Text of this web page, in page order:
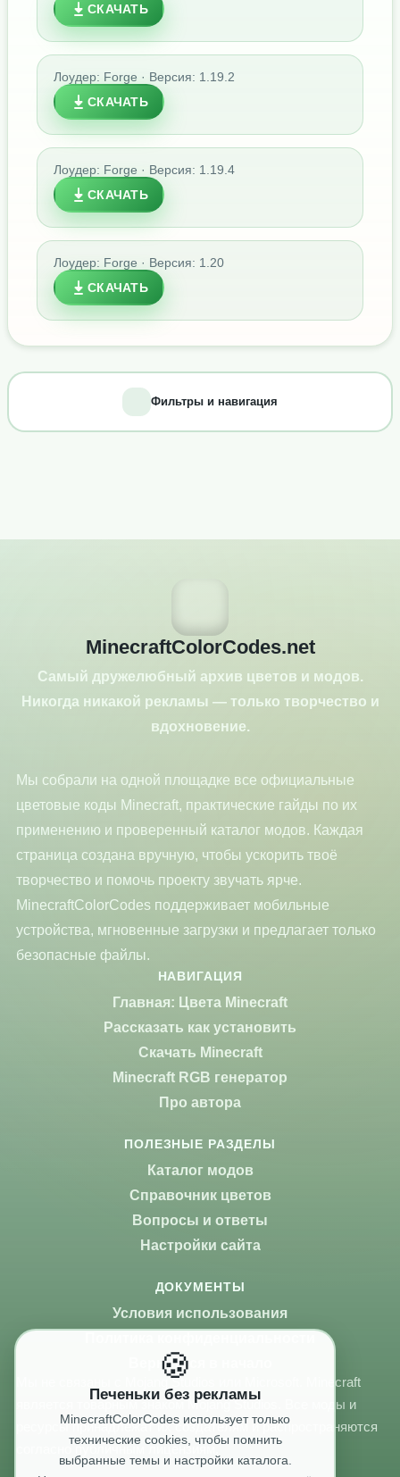
СКАЧАТЬ
Лоудер: Forge · Версия: 1.19.2
СКАЧАТЬ
Лоудер: Forge · Версия: 1.19.4
СКАЧАТЬ
Лоудер: Forge · Версия: 1.20
СКАЧАТЬ
Фильтры и навигация
MinecraftColorCodes.net
Самый дружелюбный архив цветов и модов.
Никогда никакой рекламы — только творчество и
вдохновение.
Мы собрали на одной площадке все официальные
цветовые коды Minecraft, практические гайды по их
применению и проверенный каталог модов. Каждая
страница создана вручную, чтобы ускорить твоё
творчество и помочь проекту звучать ярче.
MinecraftColorCodes поддерживает мобильные
устройства, мгновенные загрузки и предлагает только
безопасные файлы.
НАВИГАЦИЯ
Главная: Цвета Minecraft
Рассказать как установить
Скачать Minecraft
Minecraft RGB генератор
Про автора
ПОЛЕЗНЫЕ РАЗДЕЛЫ
Каталог модов
Справочник цветов
Вопросы и ответы
Настройки сайта
ДОКУМЕНТЫ
Условия использования
Вернуться в начало
Мы не связаны с Mojang Studios или Microsoft. Minecraft
является товарным знаком Mojang Studios. Все моды и
ресурсы принадлежат их создателям и распространяются
согласно публичным лицензиям.
🍪
Печеньки без рекламы
MinecraftColorCodes использует только
технические cookies, чтобы помнить
выбранные темы и настройки каталога.